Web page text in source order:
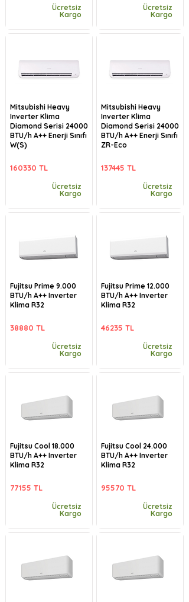
Ücretsiz
Kargo
Mitsubishi Heavy
Inverter Klima
Diamond Serisi 24000
BTU/h A++ Enerji Sınıfı
W(S)
160330 TL
Ücretsiz
Kargo
Fujitsu Prime 9.000
BTU/h A++ Inverter
Klima R32
38880 TL
Ücretsiz
Kargo
Fujitsu Cool 18.000
BTU/h A++ Inverter
Klima R32
77155 TL
Ücretsiz
Kargo
Ücretsiz
Kargo
Mitsubishi Heavy
Inverter Klima
Diamond Serisi 24000
BTU/h A++ Enerji Sınıfı
ZR-Eco
137445 TL
Ücretsiz
Kargo
Fujitsu Prime 12.000
BTU/h A++ Inverter
Klima R32
46235 TL
Ücretsiz
Kargo
Fujitsu Cool 24.000
BTU/h A++ Inverter
Klima R32
95570 TL
Ücretsiz
Kargo